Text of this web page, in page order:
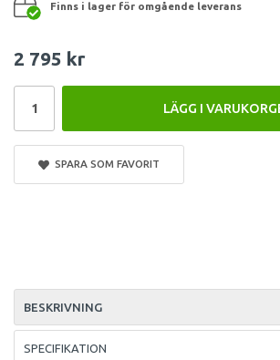
Finns i lager för omgående leverans
2 795 kr
LÄGG I
SPARA SOM FAVORIT
BESKRIVNING
SPECIFIKATION